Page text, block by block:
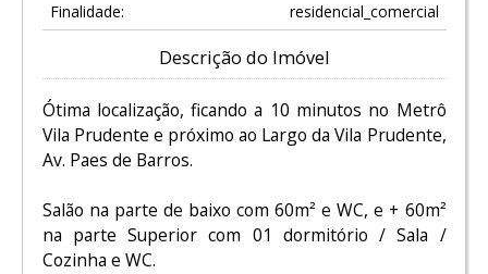
Finalidade: residencial_comercial
Descrição do Imóvel
Ótima localização, ficando a 10 minutos no Metrô
Vila Prudente e próximo ao Largo da Vila Prudente,
Av. Paes de Barros.
Salão na parte de baixo com 60m² e WC, e + 60m²
na parte Superior com 01 dormitório / Sala /
Cozinha e WC.